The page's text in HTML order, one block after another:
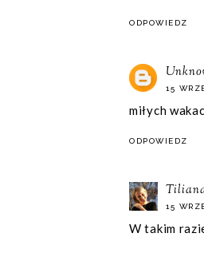
ODPOWIEDZ
15
miłych
ODPOWIEDZ
15
W takim